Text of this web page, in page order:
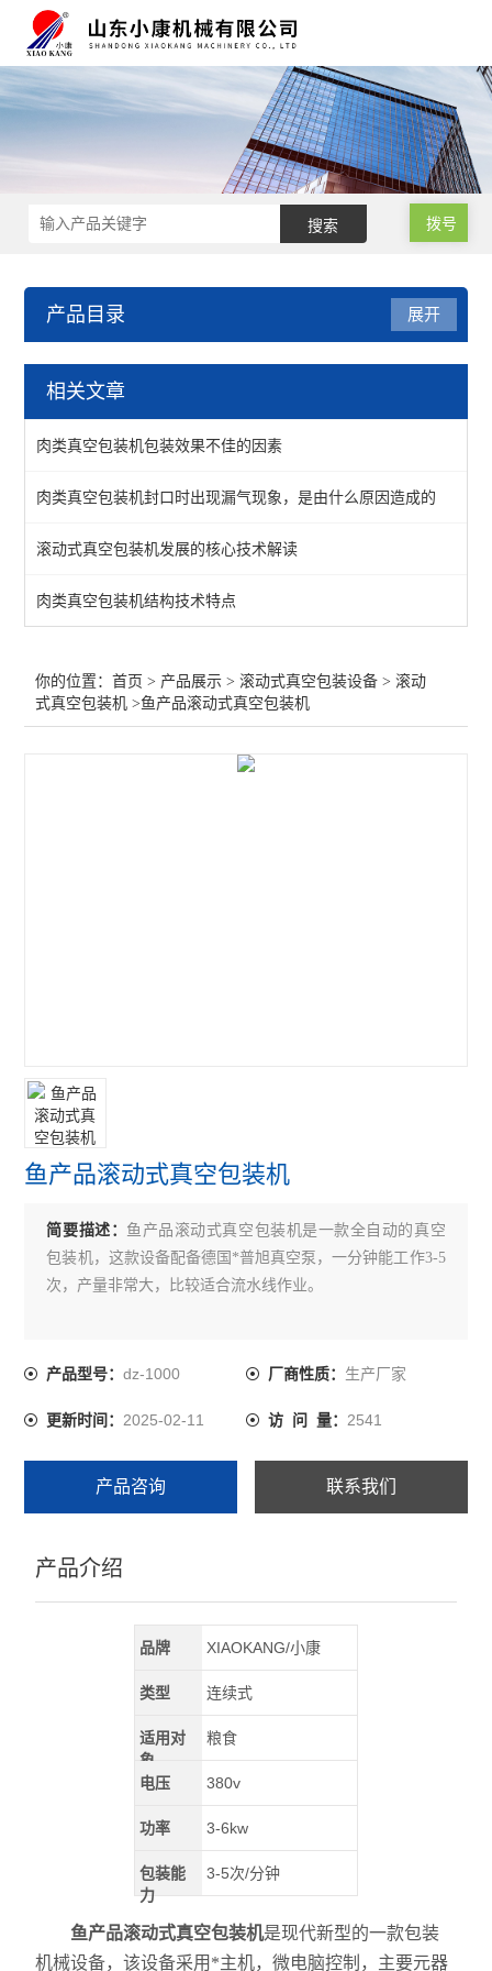
拨号
产品目录
滚动式真空包装设备
展开
相关文章
肉类真空包装机包装效果不佳的因素
肉类真空包装机封口时出现漏气现象，是由什么原因造成的
滚动式真空包装机发展的核心技术解读
肉类真空包装机结构技术特点
你的位置：首页 > 产品展示 >滚动式真空包装设备 >滚动
式真空包装机 >鱼产品滚动式真空包装机
鱼产品滚动式真空包装机
简要描述： 鱼产品滚动式真空包装机是一款全自动的真空
包装机，这款设备配备德国*普旭真空泵，一分钟能工作3-5
次，产量非常大，比较适合流水线作业。
产品型号：dz-1000 厂商性质： 生产厂家
更新时间：2025-02-11 访 问 量： 2541
产品咨询 联系我们
产品介绍
品牌 XIAOKANG/小康
类型 连续式
适用对
象
粮食
电压 380v
功率 3-6kw
包装能
力
3-5次/分钟
鱼产品滚动式真空包装机是现代新型的一款包装
机械设备，该设备采用*主机，微电脑控制，主要元器